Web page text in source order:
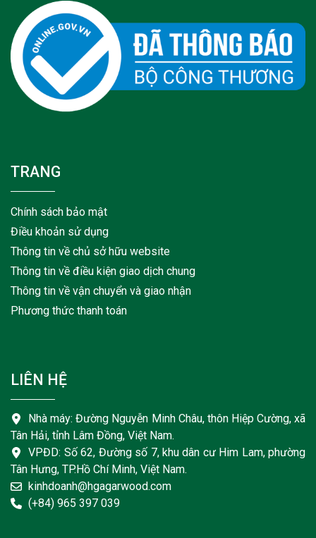
TRANG
Chính sách bảo mật
Điều khoản sử dụng
Thông tin về chủ sở hữu website
Thông tin về điều kiện giao dịch chung
Thông tin về vận chuyển và giao nhận
Phương thức thanh toán
LIÊN HỆ
Nhà máy: Đường Nguyễn Minh Châu, thôn Hiệp Cường, xã
Tân Hải, tỉnh Lâm Đồng, Việt Nam.
VPĐD: Số 62, Đường số 7, khu dân cư Him Lam, phường
Tân Hưng, TP.Hồ Chí Minh, Việt Nam.
kinhdoanh@hgagarwood.com
(+84) 965 397 039